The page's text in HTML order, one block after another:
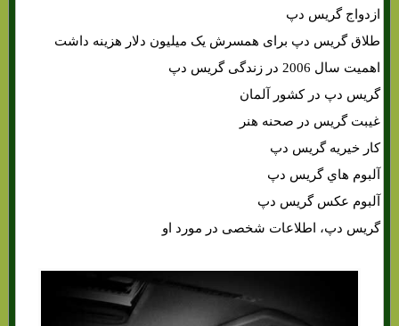
ازدواج گریس دپ
طلاق گریس دپ برای همسرش یک میلیون دلار هزینه داشت
اهمیت سال 2006 در زندگی گریس دپ
گریس دپ در کشور آلمان
غیبت گریس در صحنه هنر
کار خیریه گریس دپ
آلبوم هاي‌ گریس دپ
آلبوم عکس گریس دپ
گریس دپ، اطلاعات شخصی در مورد او